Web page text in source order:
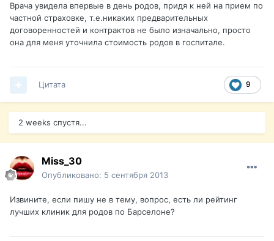
Врача увидела впервые в день родов, придя к ней на прием по
частной страховке, т.е.никаких предварительных
договоренностей и контрактов не было изначально, просто
она для меня уточнила стоимость родов в госпитале.
9
Цитата
2 weeks спустя...
Miss_30
Опубликовано: 5 сентября 2013
Извините, если пишу не в тему, вопрос, есть ли рейтинг
лучших клиник для родов по Барселоне?